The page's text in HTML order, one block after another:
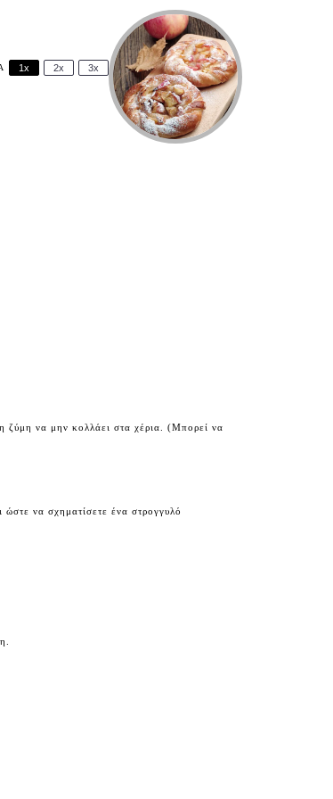
1x 2x 3x
ζύμη να μην κολλάει στα χέρια. (Μπορεί να
ώστε να σχηματίσετε ένα στρογγυλό